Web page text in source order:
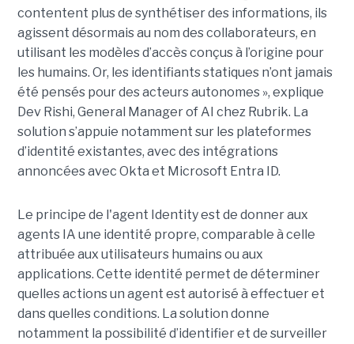
contentent plus de synthétiser des informations, ils
agissent désormais au nom des collaborateurs, en
utilisant les modèles d’accès conçus à l’origine pour
les humains. Or, les identifiants statiques n’ont jamais
été pensés pour des acteurs autonomes », explique
Dev Rishi, General Manager of AI chez Rubrik. La
solution s’appuie notamment sur les plateformes
d’identité existantes, avec des intégrations
annoncées avec Okta et Microsoft Entra ID.
Le principe de l'agent Identity est de donner aux
agents IA une identité propre, comparable à celle
attribuée aux utilisateurs humains ou aux
applications. Cette identité permet de déterminer
quelles actions un agent est autorisé à effectuer et
dans quelles conditions. La solution donne
notamment la possibilité d’identifier et de surveiller